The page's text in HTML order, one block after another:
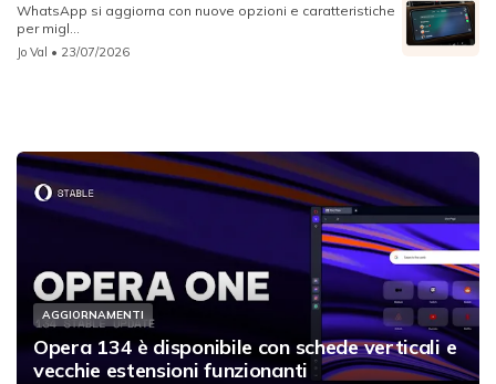
WhatsApp si aggiorna con nuove opzioni e caratteristiche
per migl...
Jo Val • 23/07/2026
AGGIORNAMENTI
Opera 134 è disponibile con schede verticali e
vecchie estensioni funzionanti